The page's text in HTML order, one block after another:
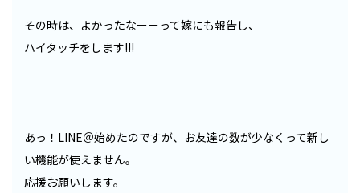
その時は、よかったなーーって嫁にも報告し、
ハイタッチをします!!!
あっ！LINE＠始めたのですが、お友達の数が少なくって新し
い機能が使えません。
応援お願いします。